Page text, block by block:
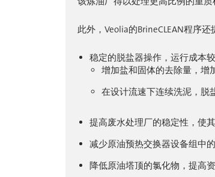
此外，Veolia的BrineCLEAN程序
稳定的脱盐器操作，运行成本较
增加盐和固体的去除量，增
在设计流速下连续洗泥，脱
提高废水处理厂的稳定性，使
减少原油预热交换器设备组中
降低原油塔顶的氯化物，提高